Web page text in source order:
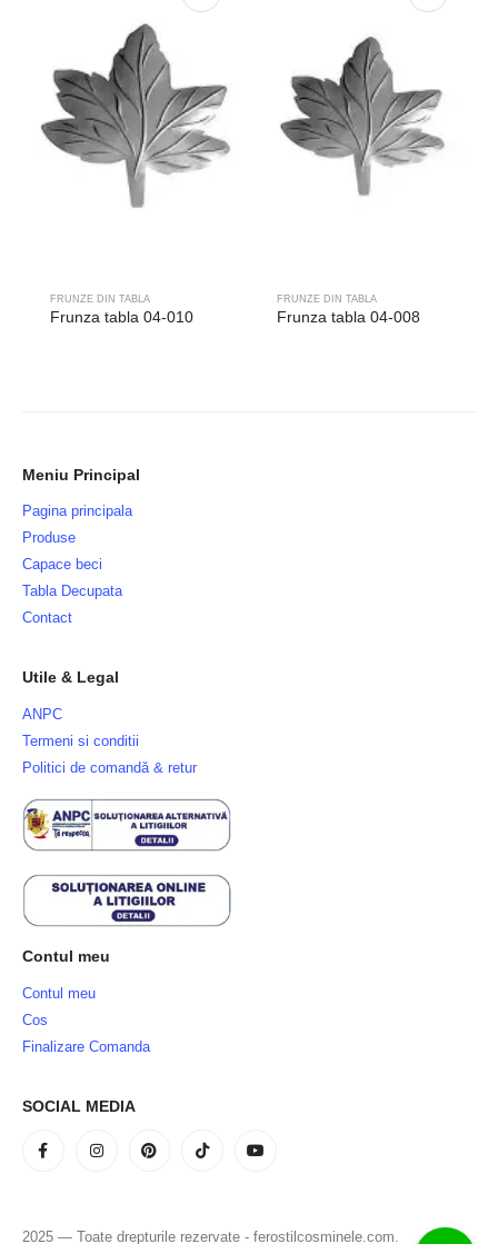
FRUNZE DIN TABLA
Frunza tabla 04-010
FRUNZE DIN TABLA
Frunza tabla 04-008
Meniu Principal
Pagina principala
Produse
Capace beci
Tabla Decupata
Contact
Utile & Legal
ANPC
Termeni si conditii
Politici de comandă & retur
Contul meu
Contul meu
Cos
Finalizare Comanda
SOCIAL MEDIA
2025 — Toate drepturile rezervate - ferostilcosminele.com.